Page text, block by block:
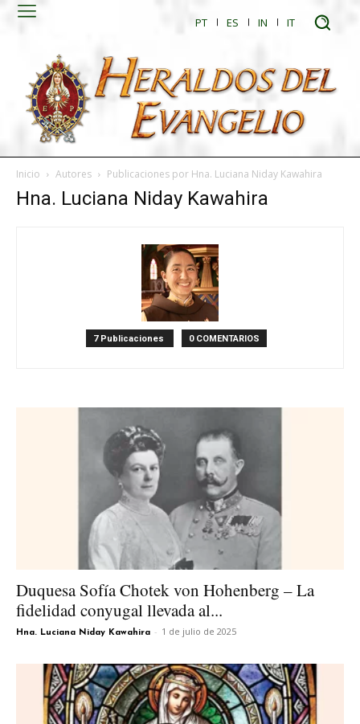
PT ES IN IT
Inicio Autores Publicaciones por Hna. Luciana Niday Kawahira
Hna. Luciana Niday Kawahira
7 Publicaciones 0 COMENTARIOS
Duquesa Sofía Chotek von Hohenberg – La
fidelidad conyugal llevada al...
Hna. Luciana Niday Kawahira - 1 de julio de 2025